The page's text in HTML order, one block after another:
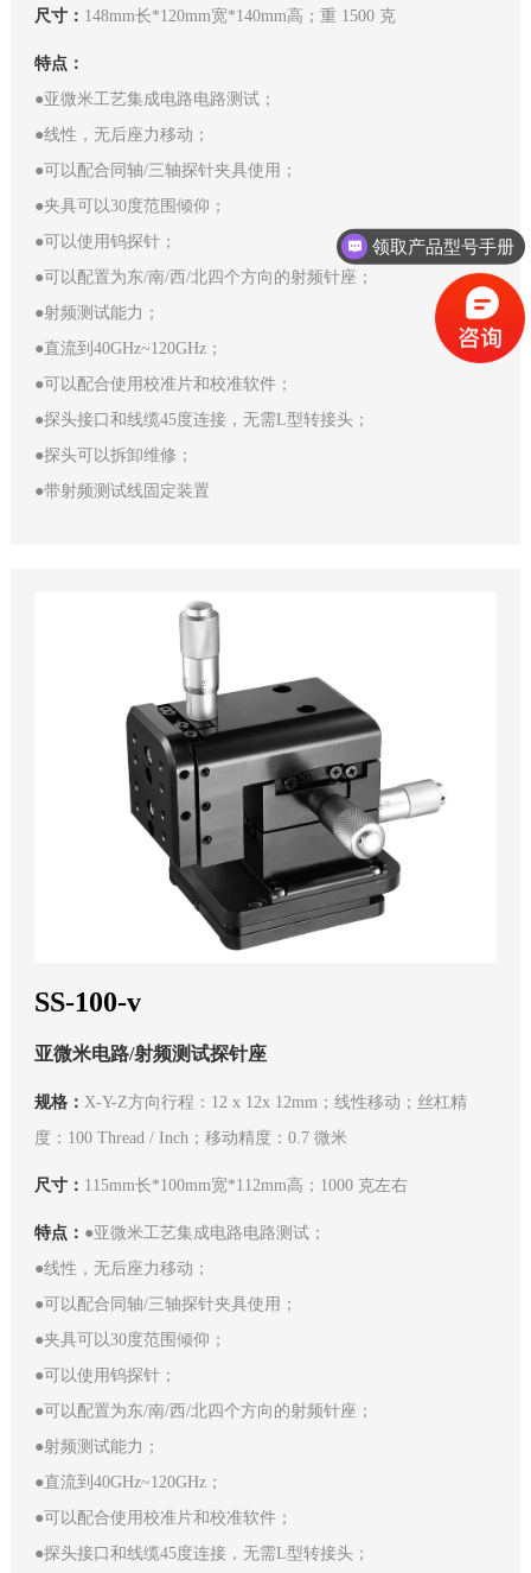
尺寸： 148mm长*120mm宽*140mm高；重 1500 克
特点：
●亚微米工艺集成电路电路测试；
●线性，无后座力移动；
●可以配合同轴/三轴探针夹具使用；
●夹具可以30度范围倾仰；
●可以使用钨探针；
●可以配置为东/南/西/北四个方向的射频针座；
●射频测试能力；
●直流到40GHz~120GHz；
●可以配合使用校准片和校准软件；
●探头接口和线缆45度连接，无需L型转接头；
●探头可以拆卸维修；
●带射频测试线固定装置
SS-100-v
亚微米电路/射频测试探针座
规格： X-Y-Z方向行程：12 x 12x 12mm；线性移动；丝杠精
度：100 Thread / Inch；移动精度：0.7 微米
尺寸： 115mm长*100mm宽*112mm高；1000 克左右
特点： ●亚微米工艺集成电路电路测试；
●线性，无后座力移动；
●可以配合同轴/三轴探针夹具使用；
●夹具可以30度范围倾仰；
●可以使用钨探针；
●可以配置为东/南/西/北四个方向的射频针座；
●射频测试能力；
●直流到40GHz~120GHz；
●可以配合使用校准片和校准软件；
●探头接口和线缆45度连接，无需L型转接头；
领取产品型号手册